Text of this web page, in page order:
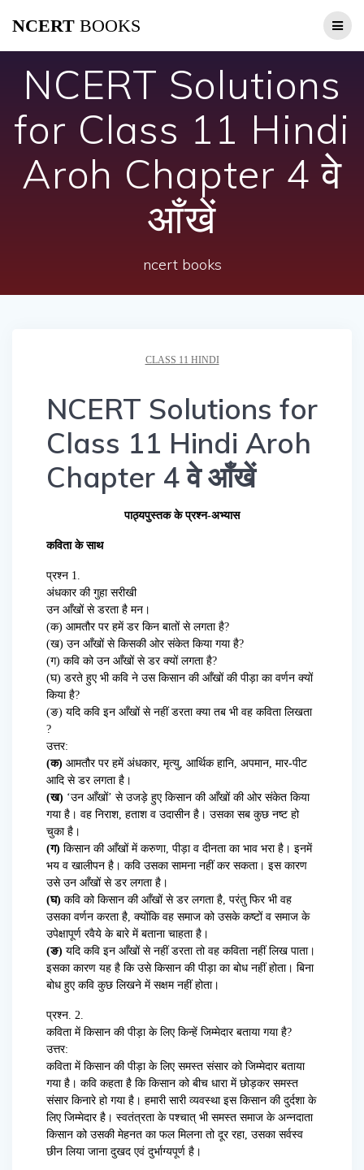
NCERT BOOKS
NCERT Solutions
for Class 11 Hindi
Aroh Chapter 4 वे
आँखें
ncert books
CLASS 11 HINDI
NCERT Solutions for
Class 11 Hindi Aroh
Chapter 4 वे आँखें
पाठ्यपुस्तक के प्रश्न-अभ्यास
कविता के साथ
प्रश्न 1.
अंधकार की गुहा सरीखी
उन आँखों से डरता है मन।
(क) आमतौर पर हमें डर किन बातों से लगता है?
(ख) उन आँखों से किसकी ओर संकेत किया गया है?
(ग) कवि को उन आँखों से डर क्यों लगता है?
(घ) डरते हुए भी कवि ने उस किसान की आँखों की पीड़ा का वर्णन क्यों
किया है?
(ङ) यदि कवि इन आँखों से नहीं डरता क्या तब भी वह कविता लिखता
?
उत्तर:
(क) आमतौर पर हमें अंधकार, मृत्यु, आर्थिक हानि, अपमान, मार-पीट
आदि से डर लगता है।
(ख) ‘उन आँखों’ से उजड़े हुए किसान की आँखों की ओर संकेत किया
गया है। वह निराश, हताश व उदासीन है। उसका सब कुछ नष्ट हो
चुका है।
(ग) किसान की आँखों में करुणा, पीड़ा व दीनता का भाव भरा है। इनमें
भय व खालीपन है। कवि उसका सामना नहीं कर सकता। इस कारण
उसे उन आँखों से डर लगता है।
(घ) कवि को किसान की आँखों से डर लगता है, परंतु फिर भी वह
उसका वर्णन करता है, क्योंकि वह समाज को उसके कष्टों व समाज के
उपेक्षापूर्ण रवैये के बारे में बताना चाहता है।
(ङ) यदि कवि इन आँखों से नहीं डरता तो वह कविता नहीं लिख पाता।
इसका कारण यह है कि उसे किसान की पीड़ा का बोध नहीं होता। बिना
बोध हुए कवि कुछ लिखने में सक्षम नहीं होता।
प्रश्न. 2.
कविता में किसान की पीड़ा के लिए किन्हें जिम्मेदार बताया गया है?
उत्तर:
कविता में किसान की पीड़ा के लिए समस्त संसार को जिम्मेदार बताया
गया है। कवि कहता है कि किसान को बीच धारा में छोड़कर समस्त
संसार किनारे हो गया है। हमारी सारी व्यवस्था इस किसान की दुर्दशा के
लिए जिम्मेदार है। स्वतंत्रता के पश्चात् भी समस्त समाज के अन्नदाता
किसान को उसकी मेहनत का फल मिलना तो दूर रहा, उसका सर्वस्व
छीन लिया जाना दुखद एवं दुर्भाग्यपूर्ण है।